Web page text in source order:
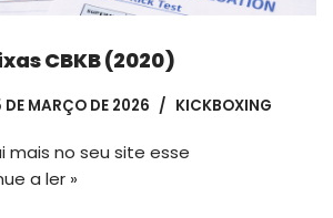
CBKB (2020)
DE MARÇO DE 2026 KICKBOXING
mais no seu site esse
a ler »